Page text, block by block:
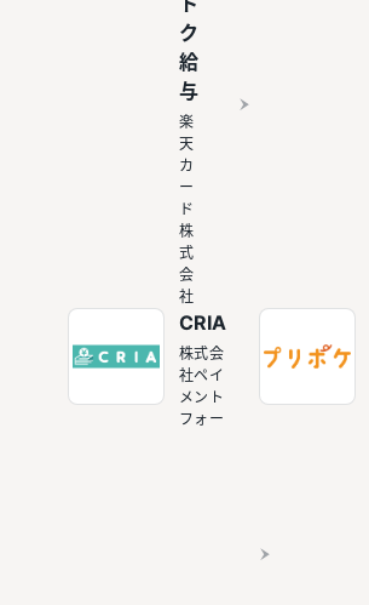
ク
給
与
楽
天
カ
ー
ド
株
式
会
社
CRIA
株式会
社ペイ
メント
フォー